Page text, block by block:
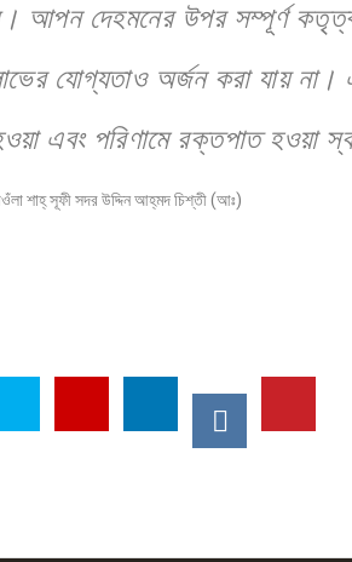
আপন দেহমনের উপর সম্পূর্ণ
যোগ্যতাও অর্জন করা যায় না। এ
এবং পরিণামে রক্তপাত হওয়া
শাহ্‌ সূফী সদর উদ্দিন আহ্‌মদ চিশ্‌তী (আঃ)